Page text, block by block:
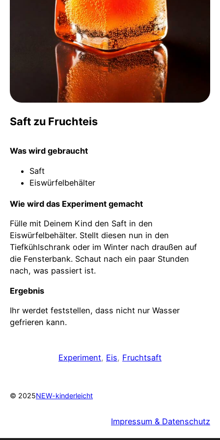
Saft zu Fruchteis
Was wird gebraucht
Saft
Eiswürfelbehälter
Wie wird das Experiment gemacht
Fülle mit Deinem Kind den Saft in den
Eiswürfelbehälter. Stellt diesen nun in den
Tiefkühlschrank oder im Winter nach draußen auf
die Fensterbank. Schaut nach ein paar Stunden
nach, was passiert ist.
Ergebnis
Ihr werdet feststellen, dass nicht nur Wasser
gefrieren kann.
Experiment, Eis, Fruchtsaft
© 2025NEW-kinderleicht
Impressum & Datenschutz